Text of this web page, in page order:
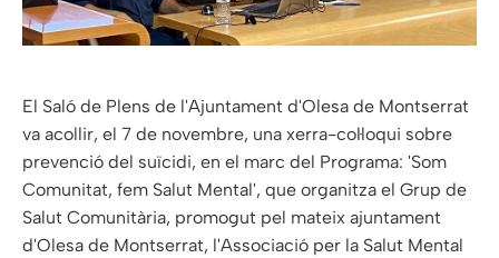
El Saló de Plens de l'Ajuntament d'Olesa de Montserrat
va acollir, el 7 de novembre, una xerra-col·loqui sobre
prevenció del suïcidi, en el marc del Programa: 'Som
Comunitat, fem Salut Mental', que organitza el Grup de
Salut Comunitària, promogut pel mateix ajuntament
d'Olesa de Montserrat, l'Associació per la Salut Mental